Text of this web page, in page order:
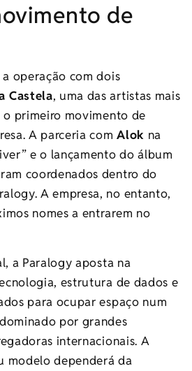
de
operação com dois
Castela, uma das artistas mais
primeiro movimento de
A parceria comAlok na
e o lançamento do álbum
coordenados dentro do
A empresa, no entanto,
nomes a entrarem no
a Paralogy aposta na
estrutura de dados e
para ocupar espaço num
por grandes
internacionais. A
modelo dependerá da